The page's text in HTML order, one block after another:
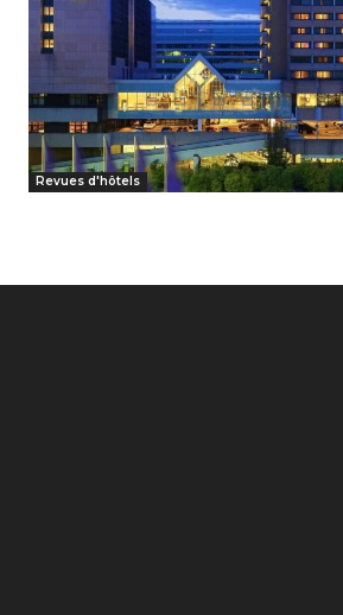
Revues d'hôtels